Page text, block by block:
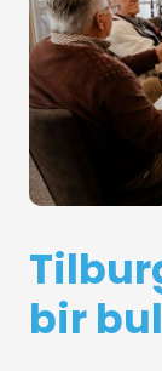
bir